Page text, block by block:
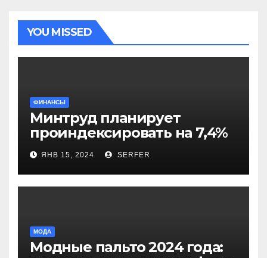
YOU MISSED
ФИНАНСЫ
Минтруд планирует
проиндексировать на 7,4%
более 40 выплат и
компенсаций
ЯНВ 15, 2024 SERFER
МОДА
Модные пальто 2024 года: